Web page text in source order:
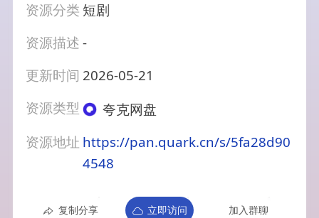
资源分类 短剧
资源描述-
更新时间 2026-05-21
资源类型
夸克网盘
资源地址 https://pan.quark.cn/s/5fa28d90
4548
复制分享 立即访问 加入群聊